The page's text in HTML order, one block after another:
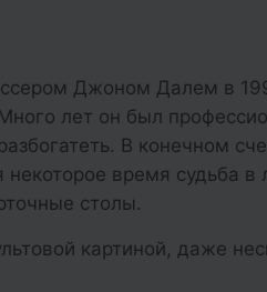
Джоном Далем в
лет он был
В конечном
некоторое время судьба
столы.
картиной, даже